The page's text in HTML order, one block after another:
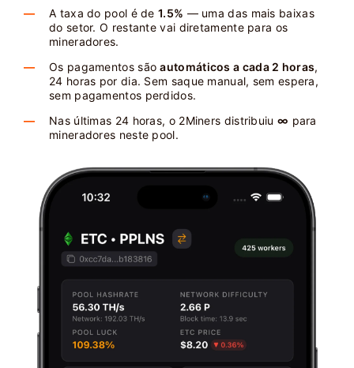
A taxa do pool é de 1.5% — uma das mais baixas
do setor. O restante vai diretamente para os
mineradores.
Os pagamentos sãoautomáticos a cada 2 horas,
24 horas por dia. Sem saque manual, sem espera,
sem pagamentos perdidos.
Nas últimas 24 horas, o 2Miners distribuiu ∞ para
mineradores neste pool.